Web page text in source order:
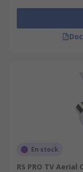
En stock
RS PRO TV Aerial